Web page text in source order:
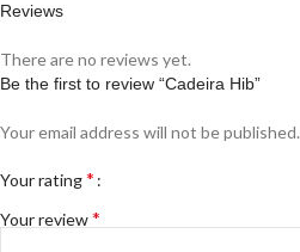
Reviews
There are no reviews yet.
Be the first to review “Cadeira Hib”
Your email address will not be published.
Your rating*
Your review*